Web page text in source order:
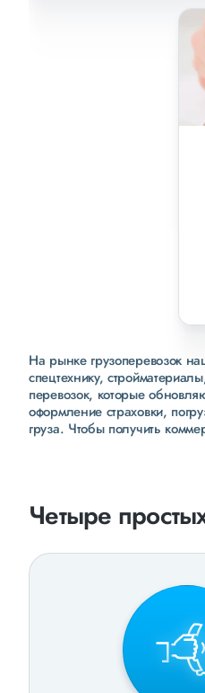
Удобная и
полностью «белая
ежемесячные сверки
интеграция заявок с
На рынке грузоперевозок
спецтехнику,
перевозок, которые
оформление страховки,
груза. Чтобы получить
Четыре